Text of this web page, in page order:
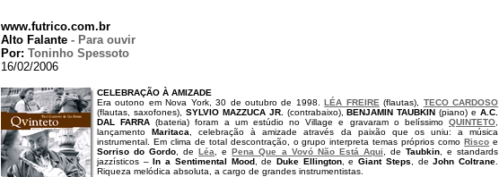
www.futrico.com.br
Alto Falante - Para ouvir
Por: Toninho Spessoto
16/02/2006
CELEBRAÇÃO À AMIZADE
Era outono em Nova York, 30 de outubro de 1998.LÉA FREIRE (flautas), TECO CARDOSO
(flautas, saxofones), SYLVIO MAZZUCA JR. (contrabaixo),BENJAMIN TAUBKIN (piano) eA.C.
DAL FARRA (bateria) foram a um estúdio no Village e gravaram o belíssimoQUINTETO
lançamentoMaritaca , celebração à amizade através da paixão que os uniu: a música
instrumental. Em clima de total descontração, o grupo interpreta temas próprios comoRisco e
Sorriso do Gordo , deLéa , ePena Que a Vovó Não Está Aqui , de Taubkin, e standards
jazzísticos –In a Sentimental Mood, deDuke Ellington, eGiant Steps , deJohn Coltrane
Riqueza melódica absoluta, a cargo de grandes instrumentistas.